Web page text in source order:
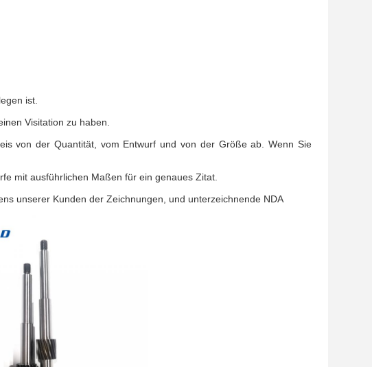
ist.
Visitation zu haben.
von der Quantität, vom Entwurf und von der Größe ab. Wenn Sie
mit ausführlichen Maßen für ein genaues Zitat.
unserer Kunden der Zeichnungen, und unterzeichnende NDA